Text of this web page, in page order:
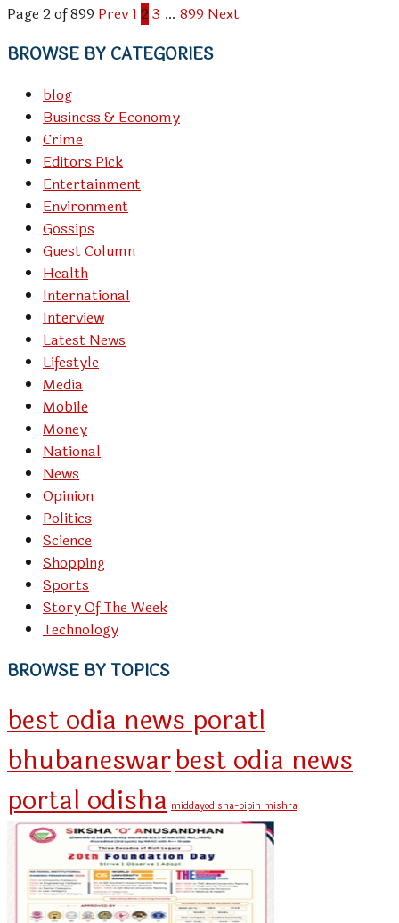
Page 2 of 899 Prev 1 2 3 … 899 Next
BROWSE BY CATEGORIES
blog
Business & Economy
Crime
Editors Pick
Entertainment
Environment
Gossips
Guest Column
Health
International
Interview
Latest News
Lifestyle
Media
Mobile
Money
National
News
Opinion
Politics
Science
Shopping
Sports
Story Of The Week
Technology
BROWSE BY TOPICS
best odia news poratl
bhubaneswarbest odia news
portal odisha middayodisha-bipin mishra